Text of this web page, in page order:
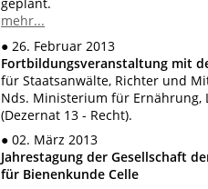
mehr...
● 26. Februar 2013
Fortbildungsveranstaltung mit
für Staatsanwälte, Richter und
Nds. Ministerium für Ernährung,
(Dezernat 13 - Recht).
● 02. März 2013
Jahrestagung der Gesellschaft
für Bienenkunde Celle